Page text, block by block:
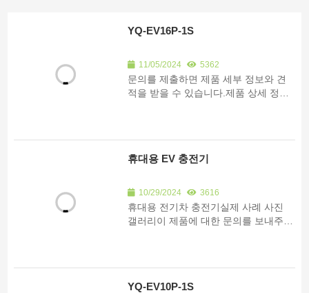
YQ-EV16P-1S
11/05/2024 5362
문의를 제출하면 제품 세부 정보와 견
적을 받을 수 있습니다.제품 상세 정보 *
휴대용 EV 충전기
10/29/2024 3616
휴대용 전기차 충전기실제 사례 사진
갤러리이 제품에 대한 문의를 보내주시
YQ-EV10P-1S